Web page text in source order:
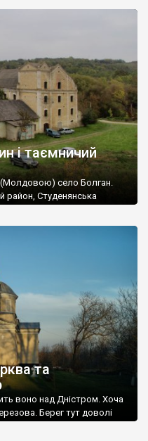
і таємничий
(Молдовою) село Болган.
район, Студенянська
Всі епітафії, які
церковнослов’янською
– цвинтар
століттям. У 1924-1940
та
воно над Дністром. Хоча
Берег тут доволі